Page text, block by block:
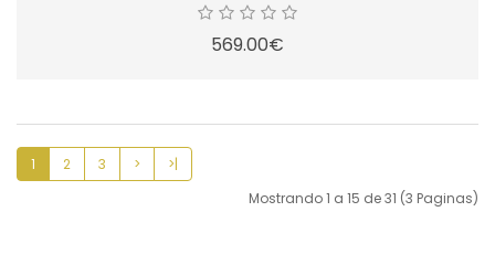
569.00€
1 2 3 >
>|
Mostrando 1 a 15 de 31 (3 Paginas)